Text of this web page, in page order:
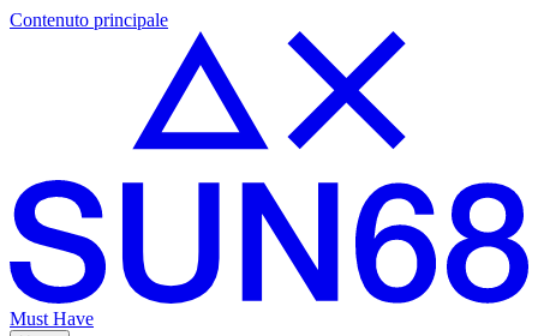
Contenuto principale
Must Have